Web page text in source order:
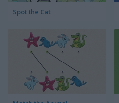
Spot the Cat